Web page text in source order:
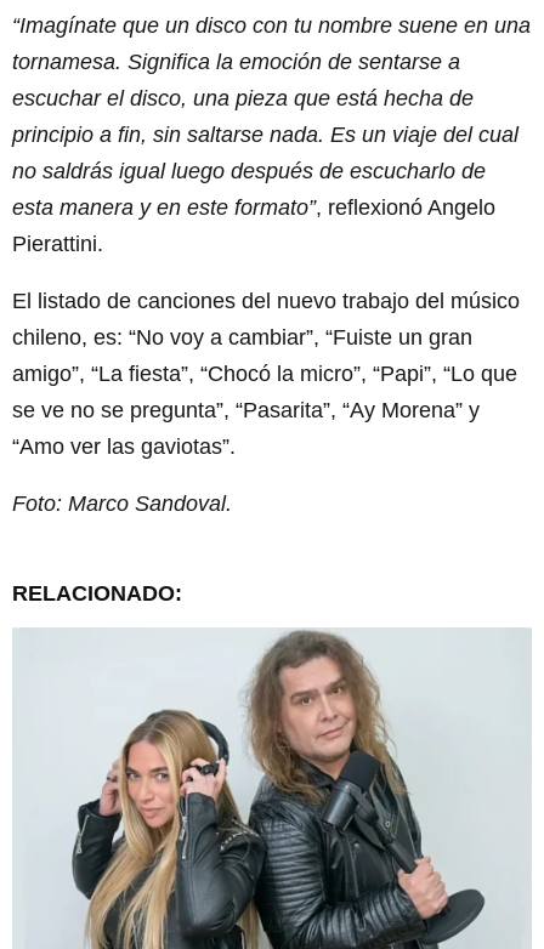
“Imagínate que un disco con tu nombre suene en una
tornamesa. Significa la emoción de sentarse a
escuchar el disco, una pieza que está hecha de
principio a fin, sin saltarse nada. Es un viaje del cual
no saldrás igual luego después de escucharlo de
esta manera y en este formato”, reflexionó Angelo
Pierattini.
El listado de canciones del nuevo trabajo del músico
chileno, es: “No voy a cambiar”, “Fuiste un gran
amigo”, “La fiesta”, “Chocó la micro”, “Papi”, “Lo que
se ve no se pregunta”, “Pasarita”, “Ay Morena” y
“Amo ver las gaviotas”.
Foto: Marco Sandoval.
RELACIONADO: